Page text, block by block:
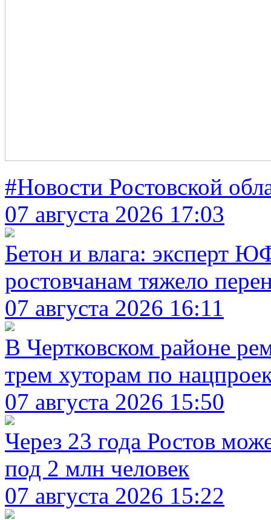
#Новости Ростовской
07 августа 2026 17:03
Бетон и влага: эксперт
ростовчанам тяжело
07 августа 2026 16:11
В Чертковском районе
трем хуторам по
07 августа 2026 15:50
Через 23 года Ростов
под 2 млн человек
07 августа 2026 15:22